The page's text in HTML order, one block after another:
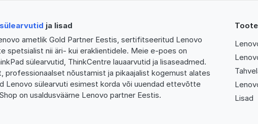
sülearvutid ja lisad
ametlik Gold Partner Eestis, sertifitseeritud Lenovo
spetsialist nii äri- kui eraklientidele. Meie e-poes on
sülearvutid, ThinkCentre lauaarvutid ja lisaseadmed.
professionaalset nõustamist ja pikaajalist kogemust alates
Lenovo sülearvuti esimest korda või uuendad ettevõtte
on usaldusväärne Lenovo partner Eestis.
Lisad